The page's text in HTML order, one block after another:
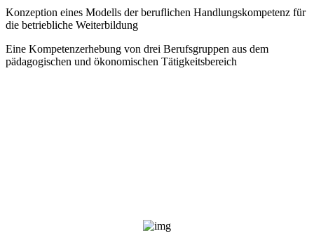
Konzeption eines Modells der beruflichen Handlungskompetenz für
die betriebliche Weiterbildung
Eine Kompetenzerhebung von drei Berufsgruppen aus dem
pädagogischen und ökonomischen Tätigkeitsbereich